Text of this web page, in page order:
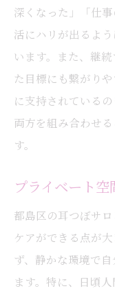
深くなった」「仕
活にハリが出るよ
います。また、継
た目標にも繋がり
に支持されている
両方を組み合わせ
す。
プライベート
都島区の耳つぼサ
ケアができる点が
ず、静かな環境で
ます。特に、日頃